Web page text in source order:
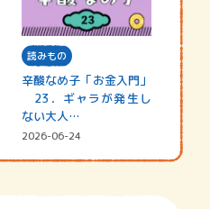
読みもの
辛酸なめ子「お金入門」
23．ギャラが発生し
ない大人…
2026-06-24